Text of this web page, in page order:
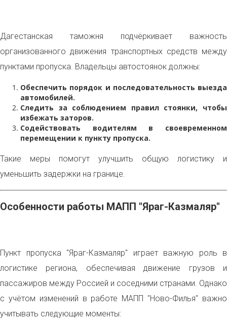
Дагестанская таможня подчёркивает важность
организованного движения транспортных средств между
пунктами пропуска. Владельцы автостоянок должны:
Обеспечить порядок и последовательность выезда
автомобилей.
Следить за соблюдением правил стоянки, чтобы
избежать заторов.
Содействовать водителям в своевременном
перемещении к пункту пропуска.
Такие меры помогут улучшить общую логистику и
уменьшить задержки на границе.
Особенности работы МАПП "Яраг-Казмаляр"
Пункт пропуска "Яраг-Казмаляр" играет важную роль в
логистике региона, обеспечивая движение грузов и
пассажиров между Россией и соседними странами. Однако
с учётом изменений в работе МАПП "Ново-Филья" важно
учитывать следующие моменты: